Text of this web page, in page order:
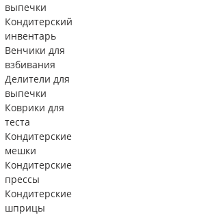
выпечки
Кондитерский
инвентарь
Венчики для
взбивания
Делители для
выпечки
Коврики для
теста
Кондитерские
мешки
Кондитерские
прессы
Кондитерские
шприцы